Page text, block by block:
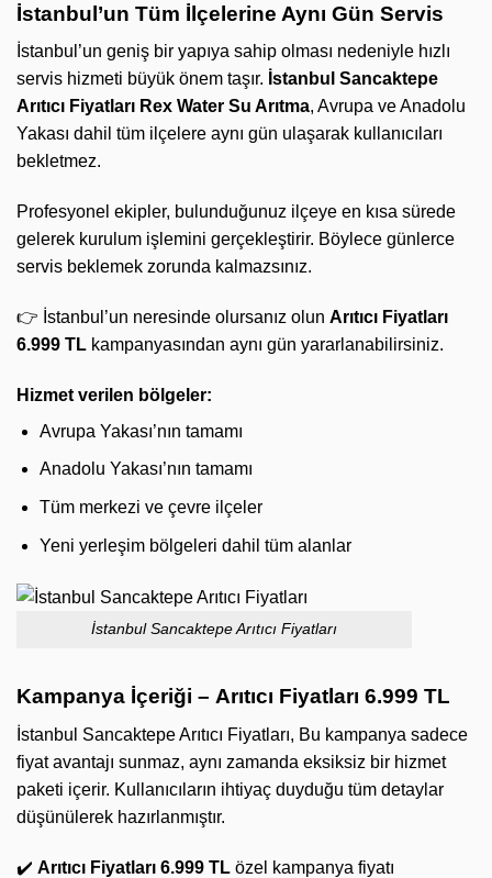
İstanbul’un Tüm İlçelerine Aynı Gün Servis
İstanbul’un geniş bir yapıya sahip olması nedeniyle hızlı
servis hizmeti büyük önem taşır. İstanbul Sancaktepe
Arıtıcı Fiyatları Rex Water Su Arıtma, Avrupa ve Anadolu
Yakası dahil tüm ilçelere aynı gün ulaşarak kullanıcıları
bekletmez.
Profesyonel ekipler, bulunduğunuz ilçeye en kısa sürede
gelerek kurulum işlemini gerçekleştirir. Böylece günlerce
servis beklemek zorunda kalmazsınız.
👉 İstanbul’un neresinde olursanız olun Arıtıcı Fiyatları
6.999 TL kampanyasından aynı gün yararlanabilirsiniz.
Hizmet verilen bölgeler:
Avrupa Yakası’nın tamamı
Anadolu Yakası’nın tamamı
Tüm merkezi ve çevre ilçeler
Yeni yerleşim bölgeleri dahil tüm alanlar
İstanbul Sancaktepe Arıtıcı Fiyatları
Kampanya İçeriği – Arıtıcı Fiyatları 6.999 TL
İstanbul Sancaktepe Arıtıcı Fiyatları, Bu kampanya sadece
fiyat avantajı sunmaz, aynı zamanda eksiksiz bir hizmet
paketi içerir. Kullanıcıların ihtiyaç duyduğu tüm detaylar
düşünülerek hazırlanmıştır.
✔️ Arıtıcı Fiyatları 6.999 TL özel kampanya fiyatı